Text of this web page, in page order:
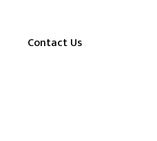
Contact Us